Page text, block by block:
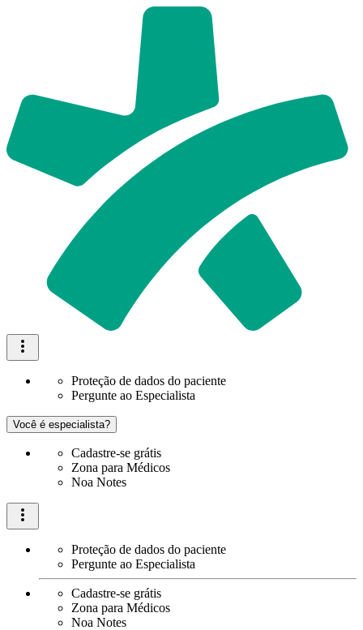
Proteção de dados do paciente
Pergunte ao Especialista
Você é especialista?
Cadastre-se grátis
Zona para Médicos
Noa Notes
Proteção de dados do paciente
Pergunte ao Especialista
Cadastre-se grátis
Zona para Médicos
Noa Notes